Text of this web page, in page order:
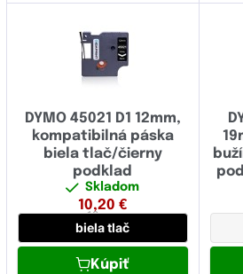
DYMO 45021 D1 12mm,
kompatibilná páska
biela tlač/čierny
podklad
Skladom
10,20 €
12 mm
biela tlač
Kúpiť